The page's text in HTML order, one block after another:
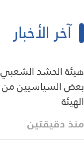
آخر الأخبار
هيئة الحشد
بعض السياسيين من
الهيئة
منذ دقيقتين